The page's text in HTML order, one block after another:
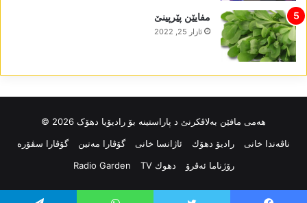
مفایێن پێرپینێ
ئازار 25, 2022
ھەمی مافێن بەلاڤکرنێ د پاراستینە بۆ رادیۆیا دھۆک 2026 ©
ناڤه‌ندا خانی
رادیۆ دهۆك ئاژانسا خانی گۆڤارا مەتین
گۆڤارا سڤۆرە
رۆژناما ئەڤرۆ
دهوك TV Radio Garden